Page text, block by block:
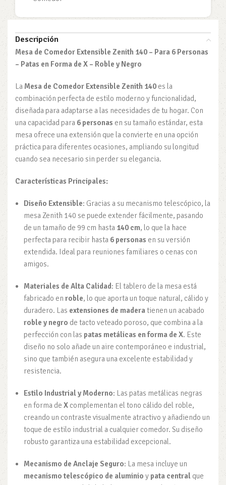
Descripción
Mesa de Comedor Extensible Zenith 140 – Para 6 Personas
– Patas en Forma de X – Roble y Negro
La Mesa de Comedor Extensible Zenith 140 es la
combinación perfecta de estilo moderno y funcionalidad,
diseñada para adaptarse a las necesidades de tu hogar. Con
una capacidad para 6 personas en su tamaño estándar, esta
mesa ofrece una extensión que la convierte en una opción
práctica para diferentes ocasiones, ampliando su longitud
cuando sea necesario sin perder su elegancia.
Características Principales:
Diseño Extensible: Gracias a su mecanismo telescópico, la
mesa Zenith 140 se puede extender fácilmente, pasando
de un tamaño de 99 cm hasta 140 cm, lo que la hace
perfecta para recibir hasta 6 personas en su versión
extendida. Ideal para reuniones familiares o cenas con
amigos.
Materiales de Alta Calidad: El tablero de la mesa está
fabricado en roble, lo que aporta un toque natural, cálido y
duradero. Las extensiones de maderatienen un acabado
roble y negro de tacto veteado poroso, que combina a la
perfección con las patas metálicas en forma de X. Este
diseño no solo añade un aire contemporáneo e industrial,
sino que también asegura una excelente estabilidad y
resistencia.
Estilo Industrial y Moderno: Las patas metálicas negras
en forma de X complementan el tono cálido del roble,
creando un contraste visualmente atractivo y añadiendo un
toque de estilo industrial a cualquier comedor. Su diseño
robusto garantiza una estabilidad excepcional.
Mecanismo de Anclaje Seguro: La mesa incluye un
mecanismo telescópico de aluminio y pata central que